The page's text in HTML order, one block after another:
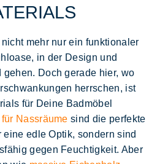
mehr nur ein funktionaler
in der Design und
Doch gerade hier, wo
herrschen, ist
für Deine Badmöbel
Nassräume sind die perfekte
edle Optik, sondern sind
gegen Feuchtigkeit. Aber